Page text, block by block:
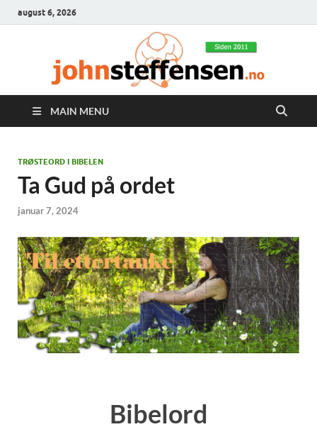
august 6, 2026
MAIN MENU
TRØSTEORD I BIBELEN
Ta Gud på ordet
januar 7, 2024
Bibelord